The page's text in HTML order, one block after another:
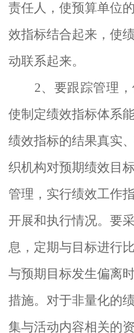
责任人，使预算单位
效指标结合起来，使
动联系起来。
2、 要跟踪管理
使制定绩效指标体系
绩效指标的结果真实
织机构对预期绩效目
管理，实行绩效工作
开展和执行情况。要
息，定期与目标进行
与预期目标发生偏离
措施。对于非量化的
集与活动内容相关的